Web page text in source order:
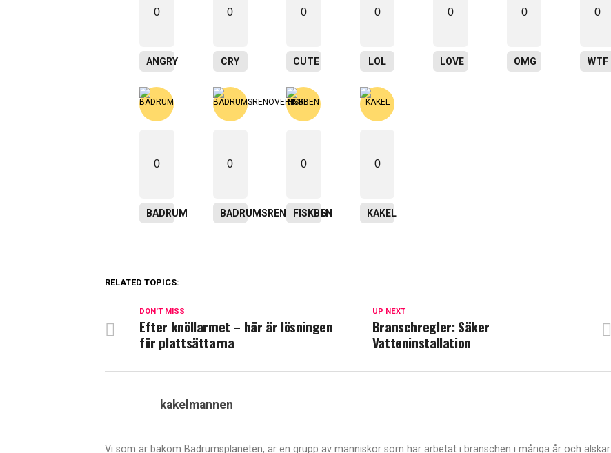
0
ANGRY
0
CRY
0
CUTE
0
LOL
0
LOVE
0
OMG
0
WTF
0
BADRUM
0
BADRUMSRENOVERING
0
FISKBEN
0
KAKEL
RELATED TOPICS:
UP NEXT
Branschregler: Säker
Vatteninstallation
DON'T MISS
Efter knöllarmet – här är lösningen
för plattsättarna
kakelmannen
Vi som är bakom Badrumsplaneten, är en grupp av människor som har arbetat i branschen i många år och älskar